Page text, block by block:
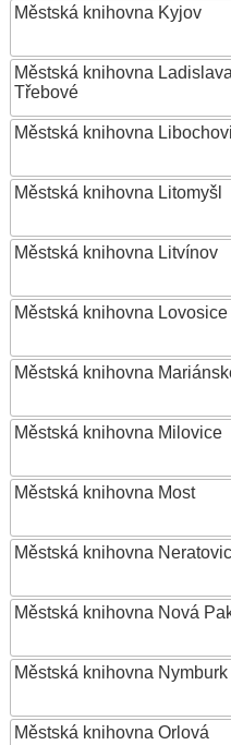
Městská knihovna Kyjov
Městská knihovna
Třebové
Městská knihovna
Městská knihovna Litomyšl
Městská knihovna Litvínov
Městská knihovna Lovosice
Městská knihovna
Městská knihovna Milovice
Městská knihovna Most
Městská knihovna
Městská knihovna Nová
Městská knihovna Nymburk
Městská knihovna Orlová